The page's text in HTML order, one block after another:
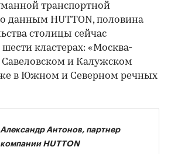
транспортной
данным HUTTON, половина
столицы сейчас
шести кластерах: «Москва-
и Калужском
в Южном и Северном речных
Александр Антонов, партнер
компании HUTTON